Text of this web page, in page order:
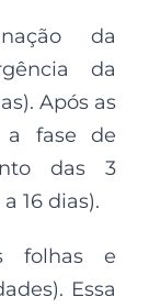
da
da
Após as
a fase de
das 3
16 dias).
folhas e
Essa